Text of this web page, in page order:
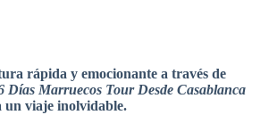
rápida y emocionante a través de
Días Marruecos Tour Desde Casablanca
un viaje inolvidable.